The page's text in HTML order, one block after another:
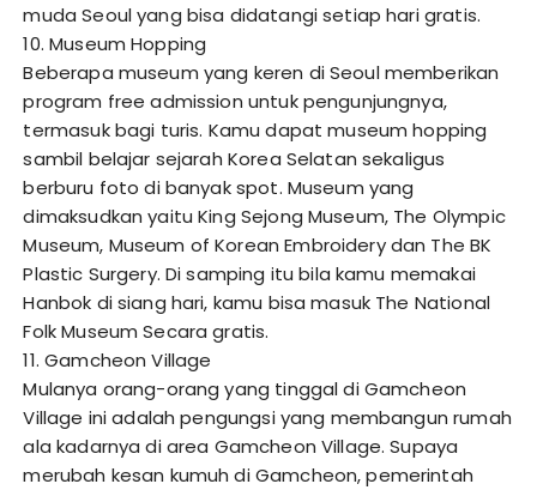
muda Seoul yang bisa didatangi setiap hari gratis.
10. Museum Hopping
Beberapa museum yang keren di Seoul memberikan
program free admission untuk pengunjungnya,
termasuk bagi turis. Kamu dapat museum hopping
sambil belajar sejarah Korea Selatan sekaligus
berburu foto di banyak spot. Museum yang
dimaksudkan yaitu King Sejong Museum, The Olympic
Museum, Museum of Korean Embroidery dan The BK
Plastic Surgery. Di samping itu bila kamu memakai
Hanbok di siang hari, kamu bisa masuk The National
Folk Museum Secara gratis.
11. Gamcheon Village
Mulanya orang-orang yang tinggal di Gamcheon
Village ini adalah pengungsi yang membangun rumah
ala kadarnya di area Gamcheon Village. Supaya
merubah kesan kumuh di Gamcheon, pemerintah